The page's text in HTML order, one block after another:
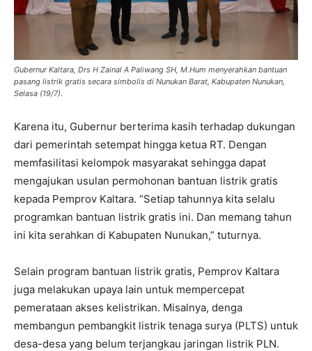
Gubernur Kaltara, Drs H Zainal A Paliwang SH, M.Hum menyerahkan bantuan
pasang listrik gratis secara simbolis di Nunukan Barat, Kabupaten Nunukan,
Selasa (19/7).
Karena itu, Gubernur berterima kasih terhadap dukungan
dari pemerintah setempat hingga ketua RT. Dengan
memfasilitasi kelompok masyarakat sehingga dapat
mengajukan usulan permohonan bantuan listrik gratis
kepada Pemprov Kaltara. “Setiap tahunnya kita selalu
programkan bantuan listrik gratis ini. Dan memang tahun
ini kita serahkan di Kabupaten Nunukan,” tuturnya.
Selain program bantuan listrik gratis, Pemprov Kaltara
juga melakukan upaya lain untuk mempercepat
pemerataan akses kelistrikan. Misalnya, denga
membangun pembangkit listrik tenaga surya (PLTS) untuk
desa-desa yang belum terjangkau jaringan listrik PLN.